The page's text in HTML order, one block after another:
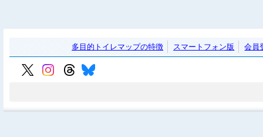
多目的トイレマップの特徴 スマートフォン版 会員